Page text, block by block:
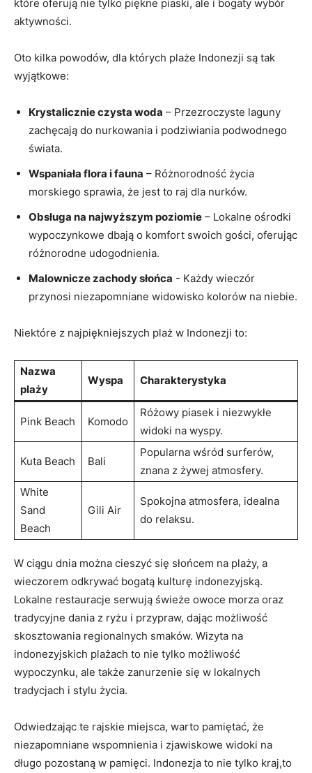
które oferują nie tylko piękne piaski, ale i ‌bogaty wybór
⁤aktywności.
Oto kilka powodów, dla których plaże‌ Indonezji są tak‌
wyjątkowe:
Krystalicznie czysta woda – Przezroczyste laguny
zachęcają do nurkowania i ⁣podziwiania podwodnego
świata.
Wspaniała ‌flora‍ i fauna – Różnorodność życia
morskiego sprawia, ‍że jest to raj dla nurków.
Obsługa na⁤ najwyższym poziomie – Lokalne ośrodki
wypoczynkowe dbają o komfort swoich gości, oferując
różnorodne udogodnienia.
Malownicze zachody słońca -⁢ Każdy wieczór
przynosi ⁣niezapomniane widowisko kolorów na niebie.
Niektóre ⁢z najpiękniejszych plaż w Indonezji to:
Nazwa
plaży
Wyspa Charakterystyka
Pink Beach Komodo
Różowy piasek i ⁢niezwykłe
widoki ‌na wyspy.
Kuta Beach Bali
Popularna wśród surferów,
znana⁤ z żywej atmosfery.
White
Sand
⁤Beach
Gili ‌Air
Spokojna atmosfera, idealna
do relaksu.
W ciągu⁢ dnia można cieszyć się⁢ słońcem na plaży, ‍a
wieczorem odkrywać bogatą ⁣kulturę indonezyjską.
Lokalne restauracje serwują świeże owoce morza ⁤oraz‌
tradycyjne dania⁣ z ryżu i przypraw, dając możliwość
skosztowania regionalnych smaków. Wizyta na​
indonezyjskich plażach to nie tylko możliwość
wypoczynku, ale także zanurzenie ⁢się w lokalnych
tradycjach i ⁤stylu życia.
Odwiedzając te rajskie miejsca, warto pamiętać, ⁤że
niezapomniane wspomnienia i zjawiskowe widoki na
długo pozostaną‌ w pamięci. ‌Indonezja to nie ​tylko kraj,to